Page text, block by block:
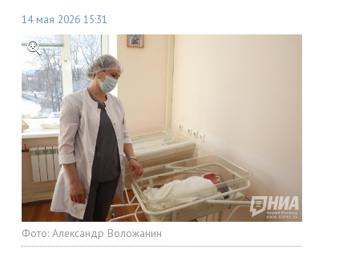
14 мая 2026 15:31
Фото: Александр Воложанин